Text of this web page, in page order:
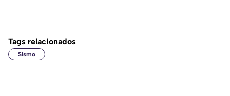
Tags relacionados
Sismo